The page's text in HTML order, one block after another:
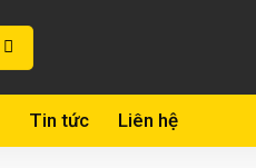
Tin tức Liên hệ